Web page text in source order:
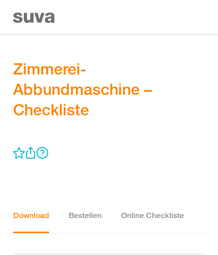
Zimmerei-
Abbundmaschine –
Checkliste
Download Bestellen Online Checkliste